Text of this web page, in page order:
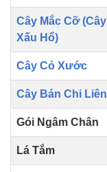
Cây Mắc Cỡ (Cây
Xấu Hổ)
Cây Cỏ Xước
Cây Bán Chi Liên
Gói Ngâm Chân
Lá Tắm